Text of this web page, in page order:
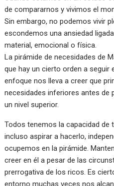
de compararnos y vivimos el
Sin embargo, no podemos vivir
escondemos una ansiedad
material, emocional o física.
La pirámide de necesidades de
que hay un cierto orden a seguir
enfoque nos lleva a creer que
necesidades inferiores antes de
un nivel superior.
Todos tenemos la capacidad de
incluso aspirar a hacerlo,
ocupemos en la pirámide.
creer en él a pesar de las
prerrogativa de los ricos. Es
entorno muchas veces nos